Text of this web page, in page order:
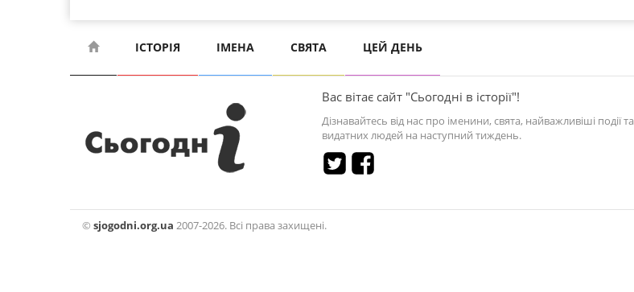
ІСТОРІЯ ІМЕНА СВЯТА ЦЕЙ ДЕНЬ
Вас вітає сайт "Сьогодні в історії"!
Дізнавайтесь від нас про іменини, свята, найважливіші події та
видатних людей на наступний тиждень.
© sjogodni.org.ua 2007-2026. Всі права захищені.